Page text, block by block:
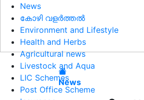
News
കോഴി വളർത്തൽ
Environment and Lifestyle
Health and Herbs
Agricultural news
Livestock and Aqua
LIC Schemes
Post Office Scheme
News